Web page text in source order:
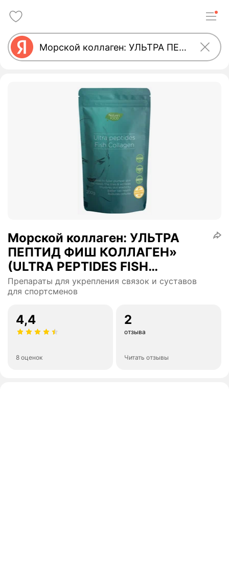
Морской коллаген: УЛЬТРА
ПЕПТИД ФИШ КОЛЛАГЕН»
(ULTRA PEPTIDES FISH
COLLAGEN), пакет 200 гр
Препараты для укрепления связок и суставов
для спортсменов
4,4
8 оценок
2
отзыва
Читать отзывы